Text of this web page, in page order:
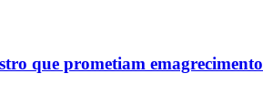
que prometiam emagrecimento